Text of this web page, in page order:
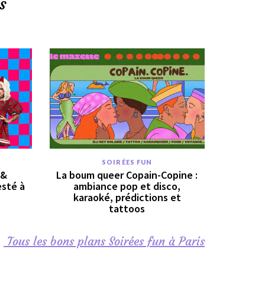
à
SOIRÉES FUN
La boum queer Copain-Copine :
ambiance pop et disco,
karaoké, prédictions et
tattoos
Tous les bons plans Soirées fun à Paris